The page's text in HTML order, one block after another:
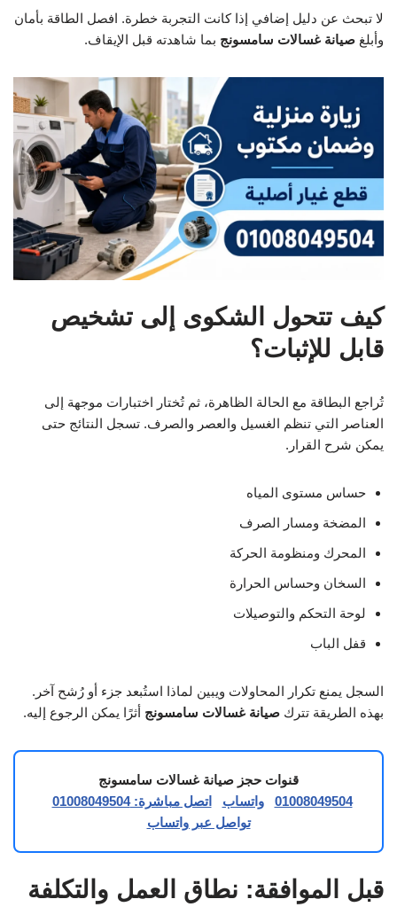
لا تبحث عن دليل إضافي إذا كانت التجربة خطرة. افصل الطاقة بأمان
وأبلغ صيانة غسالات سامسونج بما شاهدته قبل الإيقاف.
كيف تتحول الشكوى إلى تشخيص
قابل للإثبات؟
تُراجع البطاقة مع الحالة الظاهرة، ثم تُختار اختبارات موجهة إلى
العناصر التي تنظم الغسيل والعصر والصرف. تسجل النتائج حتى
يمكن شرح القرار.
حساس مستوى المياه
المضخة ومسار الصرف
المحرك ومنظومة الحركة
السخان وحساس الحرارة
لوحة التحكم والتوصيلات
قفل الباب
السجل يمنع تكرار المحاولات ويبين لماذا استُبعد جزء أو رُشح آخر.
بهذه الطريقة تترك صيانة غسالات سامسونج أثرًا يمكن الرجوع إليه.
قنوات حجز صيانة غسالات سامسونج
01008049504
واتساب
اتصل مباشرة: 01008049504
تواصل عبر واتساب
قبل الموافقة: نطاق العمل والتكلفة